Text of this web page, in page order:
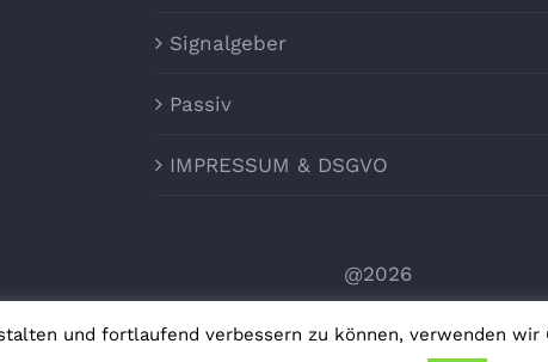
Signalgeber
Passiv
IMPRESSUM & DSGVO
@2026
und fortlaufend verbessern zu können, verwenden